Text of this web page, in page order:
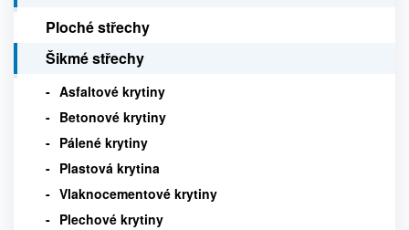
Ploché střechy
Šikmé střechy
Asfaltové krytiny
Betonové krytiny
Pálené krytiny
Plastová krytina
Vlaknocementové krytiny
Plechové krytiny